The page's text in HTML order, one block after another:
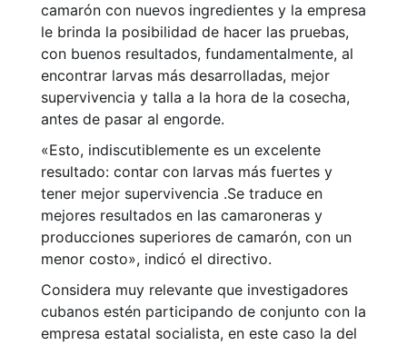
camarón con nuevos ingredientes y la empresa
le brinda la posibilidad de hacer las pruebas,
con buenos resultados, fundamentalmente, al
encontrar larvas más desarrolladas, mejor
supervivencia y talla a la hora de la cosecha,
antes de pasar al engorde.
«Esto, indiscutiblemente es un excelente
resultado: contar con larvas más fuertes y
tener mejor supervivencia .Se traduce en
mejores resultados en las camaroneras y
producciones superiores de camarón, con un
menor costo», indicó el directivo.
Considera muy relevante que investigadores
cubanos estén participando de conjunto con la
empresa estatal socialista, en este caso la del